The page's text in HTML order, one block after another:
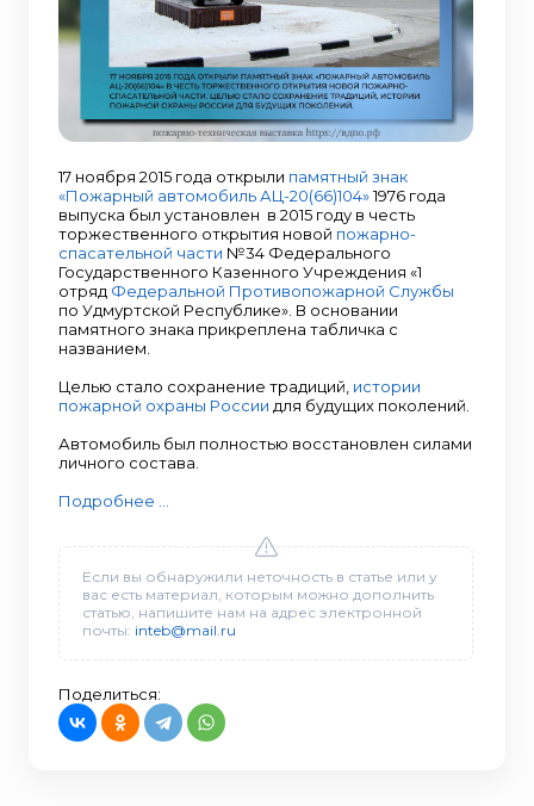
17 ноября 2015 года открыли памятный знак
«Пожарный автомобиль АЦ-20(66)104»1976 года
выпуска был установлен в 2015 году в честь
торжественного открытия новой пожарно-
спасательной части №34 Федерального
Государственного Казенного Учреждения «1
отряд Федеральной Противопожарной Службы
по Удмуртской Республике». В основании
памятного знака прикреплена табличка с
названием.
Целью стало сохранение традиций, истории
пожарной охраны России для будущих поколений.
Автомобиль был полностью восстановлен силами
личного состава.
Подробнее ...
Если вы обнаружили неточность в статье или у
вас есть материал, которым можно дополнить
статью, напишите нам на адрес электронной
почты: inteb@mail.ru
Поделиться: